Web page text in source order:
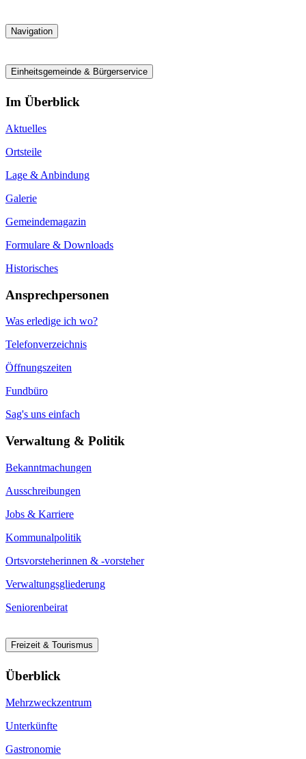
Navigation
Einheitsgemeinde & Bürgerservice
Im Überblick
Aktuelles
Ortsteile
Lage & Anbindung
Galerie
Gemeindemagazin
Formulare & Downloads
Historisches
Ansprechpersonen
Was erledige ich wo?
Telefonverzeichnis
Öffnungszeiten
Fundbüro
Sag's uns einfach
Verwaltung & Politik
Bekanntmachungen
Ausschreibungen
Jobs & Karriere
Kommunalpolitik
Ortsvorsteherinnen & -vorsteher
Verwaltungsgliederung
Seniorenbeirat
Freizeit & Tourismus
Überblick
Mehrzweckzentrum
Unterkünfte
Gastronomie